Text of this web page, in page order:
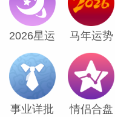
来一点小浪漫。
不要太封闭情感
的星盘里有其他
最真挚的情感。
不断地练习放开
2026星运 马年运势
事业详批 情侣合盘